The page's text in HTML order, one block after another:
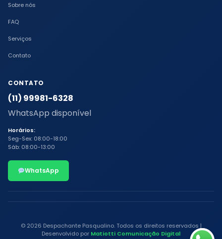
Sobre nós
FAQ
Serviços
Contato
CONTATO
(11) 99981-6328
WhatsApp disponível
Horários:
Seg-Sex: 08:00-18:00
Sáb: 08:00-13:00
WhatsApp
© 2026 Despachante Pasqualino. Todos os direitos reservados |
Desenvolvido por Matiotti Comunicação Digital